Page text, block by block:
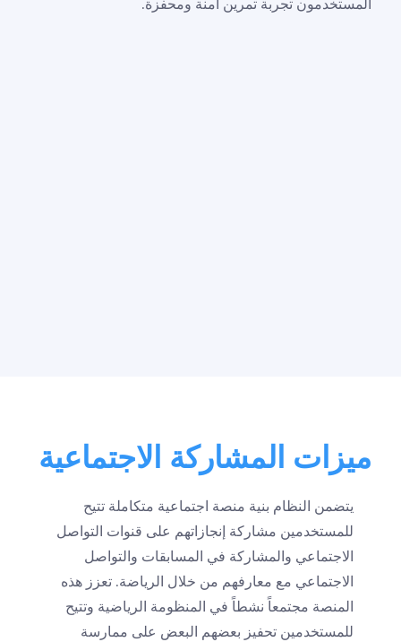
المستخدمون تجربة تمرين آمنة ومحفزة.
ميزات المشاركة الاجتماعية
يتضمن النظام بنية منصة اجتماعية متكاملة تتيح
للمستخدمين مشاركة إنجازاتهم على قنوات التواصل
الاجتماعي والمشاركة في المسابقات والتواصل
الاجتماعي مع معارفهم من خلال الرياضة. تعزز هذه
المنصة مجتمعاً نشطاً في المنظومة الرياضية وتتيح
للمستخدمين تحفيز بعضهم البعض على ممارسة